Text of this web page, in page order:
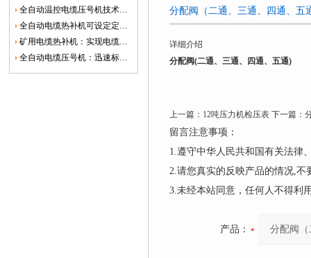
全自动温控电缆压号机技术革新：数字化标识的新趋势
全自动电缆热补机可设定定时功能，实现自动化热补
矿用电缆热补机：实现电缆故障修复的高效装置
全自动电缆压号机：迅速标识电缆的利器
分配阀（二通、三通、四通、五
详细介绍
分配阀(二通、三通、四通、五通)
上一篇： 12吨压力机检压表 下一篇：
留言注意事项：
1.遵守中华人民共和国有关法律
2.请您真实的反映产品的情况,
3.未经本站同意，任何人不得利
产品：